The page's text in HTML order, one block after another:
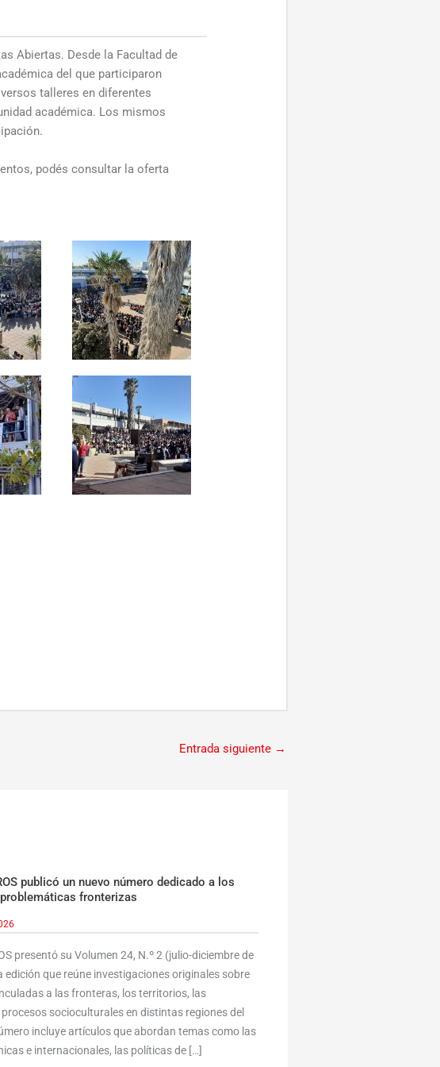
Abiertas. Desde la Facultad de
del que participaron
talleres en diferentes
académica. Los mismos
podés consultar la oferta
Entrada siguiente →
publicó un nuevo número dedicado a los
fronterizas
presentó su Volumen 24, N.º 2 (julio-diciembre de
edición que reúne investigaciones originales sobre
a las fronteras, los territorios, las
socioculturales en distintas regiones del
incluye artículos que abordan temas como las
e internacionales, las políticas de […]